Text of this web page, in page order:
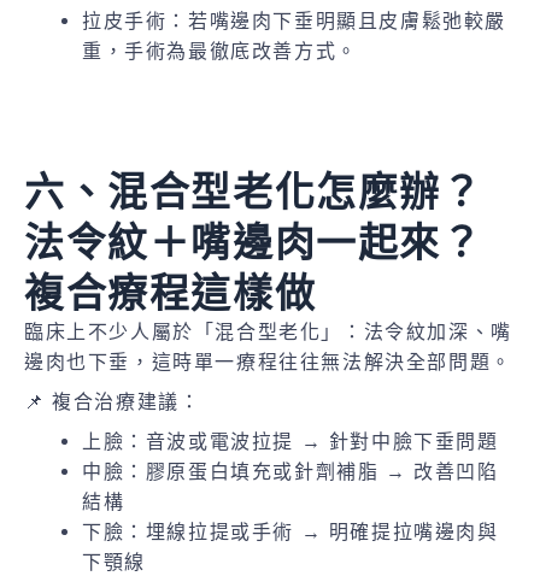
拉皮手術：若嘴邊肉下垂明顯且皮膚鬆弛較嚴
重，手術為最徹底改善方式。
六、混合型老化怎麼辦？
法令紋＋嘴邊肉一起來？
複合療程這樣做
臨床上不少人屬於「混合型老化」：法令紋加深、嘴
邊肉也下垂，這時單一療程往往無法解決全部問題。
📌 複合治療建議：
上臉：音波或電波拉提 → 針對中臉下垂問題
中臉：膠原蛋白填充或針劑補脂 → 改善凹陷
結構
下臉：埋線拉提或手術 → 明確提拉嘴邊肉與
下顎線